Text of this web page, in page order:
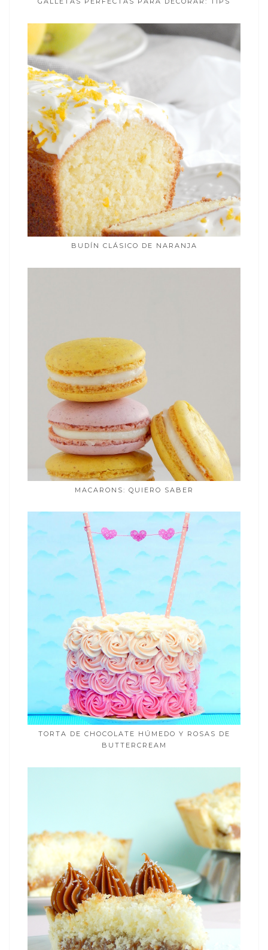
BUDÍN CLÁSICO DE NARANJA
MACARONS: QUIERO SABER
TORTA DE CHOCOLATE HÚMEDO Y ROSAS DE
BUTTERCREAM